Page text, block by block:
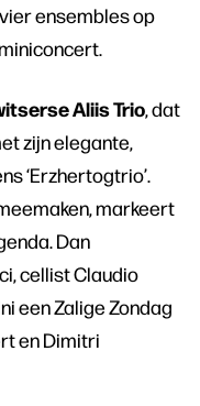
ensembles op
Aliis Trio, dat
zijn elegante,
‘Erzhertogtrio’.
markeert
Dan
cellist Claudio
een Zalige Zondag
en Dimitri